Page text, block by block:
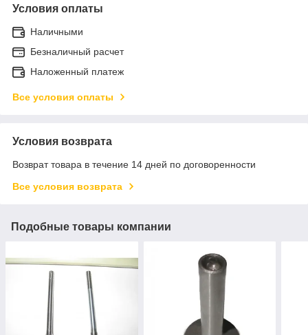
Условия оплаты
Наличными
Безналичный расчет
Наложенный платеж
Все условия оплаты
Условия возврата
Возврат товара в течение 14 дней по договоренности
Все условия возврата
Подобные товары компании